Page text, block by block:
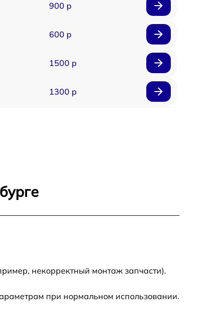
900 р
600 р
1500 р
1300 р
некорректный монтаж запчасти).
при нормальном использовании.